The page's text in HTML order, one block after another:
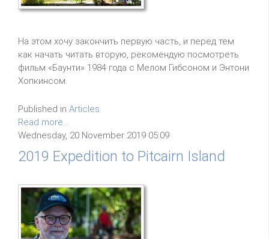
На этом хочу закончить первую часть, и перед тем
как начать читать вторую, рекомендую посмотреть
фильм «Баунти» 1984 года с Мелом Гибсоном и Энтони
Хопкинсом.
Published in Articles
Read more...
Wednesday, 20 November 2019 05:09
2019 Expedition to Pitcairn Island